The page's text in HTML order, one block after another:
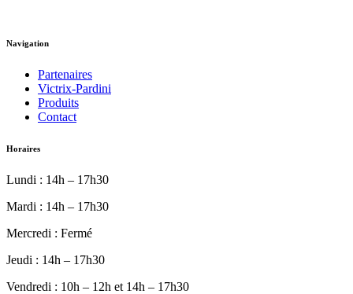
Navigation
Partenaires
Victrix-Pardini
Produits
Contact
Horaires
Lundi : 14h – 17h30
Mardi : 14h – 17h30
Mercredi : Fermé
Jeudi : 14h – 17h30
Vendredi : 10h – 12h et 14h – 17h30